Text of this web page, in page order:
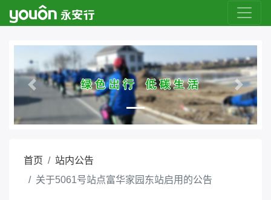
Previous Next
首页
站内公告
关于5061号站点富华家园东站启用的公告